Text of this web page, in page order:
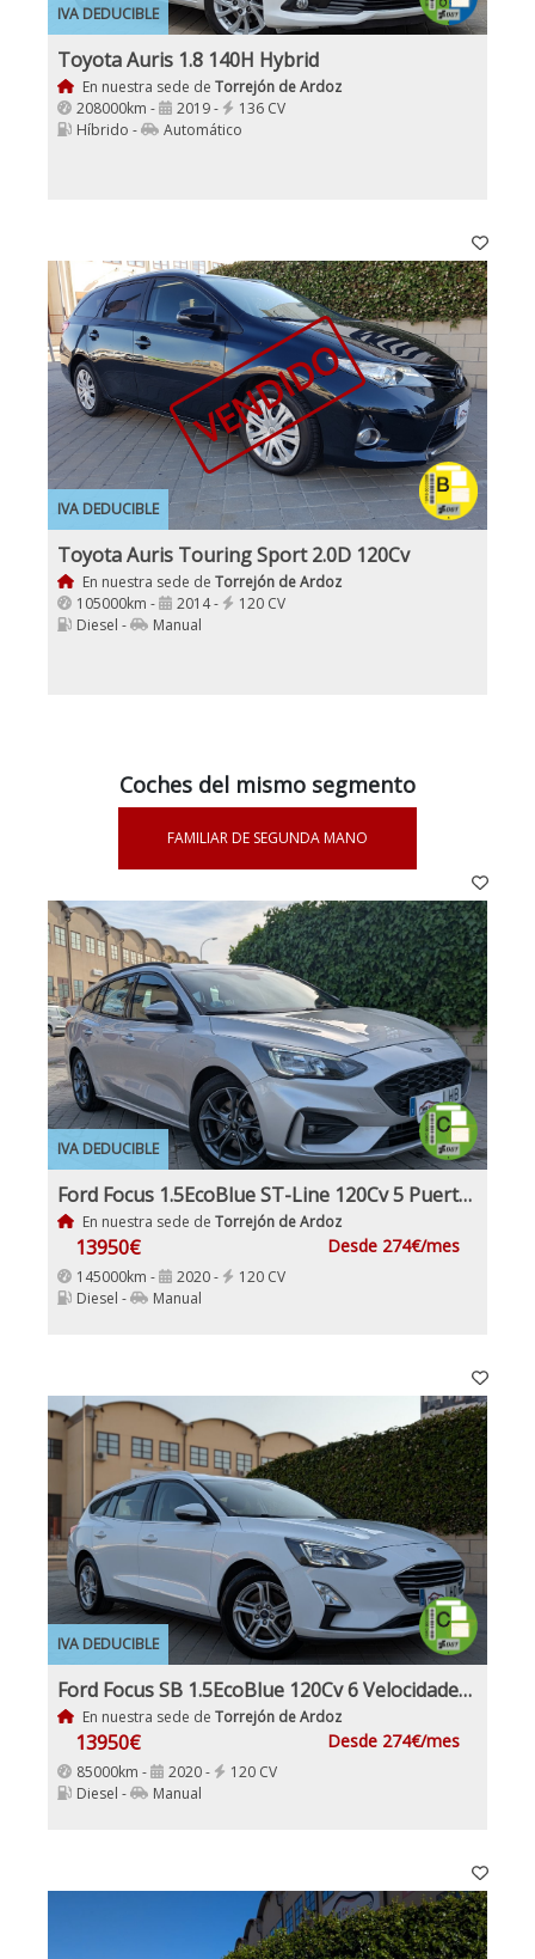
IVA DEDUCIBLE
Toyota Auris 1.8 140H Hybrid
En nuestra sede de Torrejón de Ardoz
208000km -
2019 -
136 CV
Híbrido -
Automático
IVA DEDUCIBLE
VENDIDO
Toyota Auris Touring Sport 2.0D 120Cv
En nuestra sede de Torrejón de Ardoz
105000km -
2014 -
120 CV
Diesel -
Manual
Coches del mismo segmento
FAMILIAR DE SEGUNDA MANO
IVA DEDUCIBLE
Ford Focus 1.5EcoBlue ST-Line 120Cv 5 Puertas Etiqueta Medioambiental C
En nuestra sede de Torrejón de Ardoz
13950€ Desde 274€/mes
145000km - 2020 -
120 CV
Diesel -
Manual
IVA DEDUCIBLE
Ford Focus SB 1.5EcoBlue 120Cv 6 Velocidades 5 Puertas, Etiqueta Medioambiental C IVA y garantía Inc Nacional
En nuestra sede de Torrejón de Ardoz
13950€ Desde 274€/mes
85000km - 2020 -
120 CV
Diesel -
Manual